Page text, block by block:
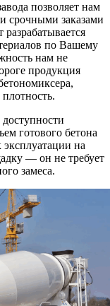
позволяет нам
срочными заказами
по Вашему
нам не
продукция
готового бетона
эксплуатации на
— он не требует
замеса.